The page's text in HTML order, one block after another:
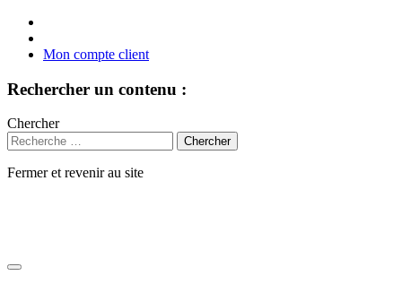
Mon compte client
Rechercher un contenu :
Chercher
Fermer et revenir au site